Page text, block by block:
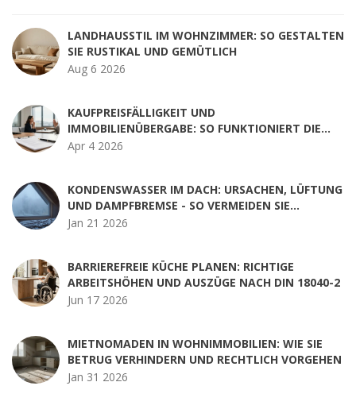
LANDHAUSSTIL IM WOHNZIMMER: SO GESTALTEN
SIE RUSTIKAL UND GEMÜTLICH
Aug 6 2026
KAUFPREISFÄLLIGKEIT UND
IMMOBILIENÜBERGABE: SO FUNKTIONIERT DIE
RECHTSSICHERE ABWICKLUNG
Apr 4 2026
KONDENSWASSER IM DACH: URSACHEN, LÜFTUNG
UND DAMPFBREMSE - SO VERMEIDEN SIE
SCHÄDEN
Jan 21 2026
BARRIEREFREIE KÜCHE PLANEN: RICHTIGE
ARBEITSHÖHEN UND AUSZÜGE NACH DIN 18040-2
Jun 17 2026
MIETNOMADEN IN WOHNIMMOBILIEN: WIE SIE
BETRUG VERHINDERN UND RECHTLICH VORGEHEN
Jan 31 2026